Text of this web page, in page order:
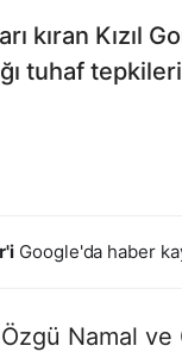
kıran Kızıl
tuhaf
Google'da haber
Namal